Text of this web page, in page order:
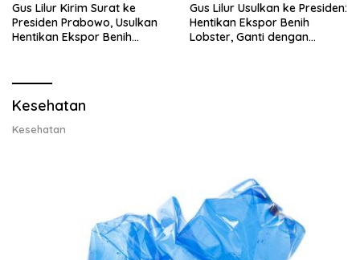
Gus Lilur Kirim Surat ke
Presiden Prabowo, Usulkan
Hentikan Ekspor Benih
Gus Lilur Usulkan ke Presiden:
Hentikan Ekspor Benih
Lobster, Ganti dengan
Kesehatan
Kesehatan